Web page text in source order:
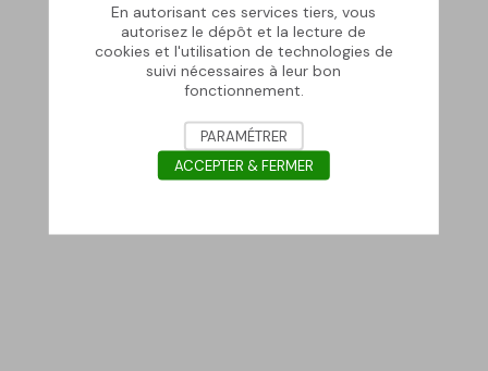
En autorisant ces services tiers, vous
autorisez le dépôt et la lecture de
cookies et l'utilisation de technologies de
suivi nécessaires à leur bon
fonctionnement.
PARAMÉTRER
ACCEPTER & FERMER